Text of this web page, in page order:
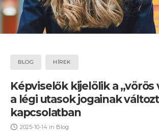
BLOG HÍREK
Képviselők kijelölik a „vörös
a légi utasok jogainak
kapcsolatban
2025-10-14 in Blog